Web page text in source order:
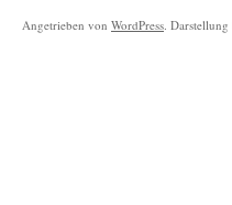
Angetrieben von WordPress .